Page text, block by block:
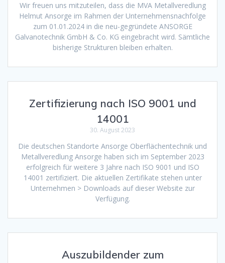
Wir freuen uns mitzuteilen, dass die MVA Metallveredlung
Helmut Ansorge im Rahmen der Unternehmensnachfolge
zum 01.01.2024 in die neu-gegründete ANSORGE
Galvanotechnik GmbH & Co. KG eingebracht wird. Sämtliche
bisherige Strukturen bleiben erhalten.
Zertifizierung nach ISO 9001 und
14001
30. August 2023
Die deutschen Standorte Ansorge Oberflächentechnik und
Metallveredlung Ansorge haben sich im September 2023
erfolgreich für weitere 3 Jahre nach ISO 9001 und ISO
14001 zertifiziert. Die aktuellen Zertifikate stehen unter
Unternehmen > Downloads auf dieser Website zur
Verfügung.
Auszubildender zum